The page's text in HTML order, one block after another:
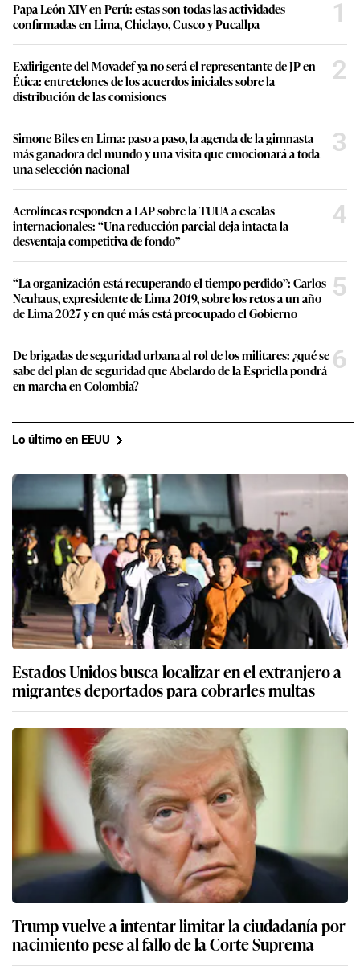
Papa León XIV en Perú: estas son todas las actividades
confirmadas en Lima, Chiclayo, Cusco y Pucallpa
1
Exdirigente del Movadef ya no será el representante de JP en
Ética: entretelones de los acuerdos iniciales sobre la
distribución de las comisiones
2
Simone Biles en Lima: paso a paso, la agenda de la gimnasta
más ganadora del mundo y una visita que emocionará a toda
una selección nacional
3
Aerolíneas responden a LAP sobre la TUUA a escalas
internacionales: “Una reducción parcial deja intacta la
desventaja competitiva de fondo”
4
“La organización está recuperando el tiempo perdido”: Carlos
Neuhaus, expresidente de Lima 2019, sobre los retos a un año
de Lima 2027 y en qué más está preocupado el Gobierno
5
De brigadas de seguridad urbana al rol de los militares: ¿qué se
sabe del plan de seguridad que Abelardo de la Espriella pondrá
en marcha en Colombia?
6
Lo último en EEUU
Estados Unidos busca localizar en el extranjero a
migrantes deportados para cobrarles multas
Trump vuelve a intentar limitar la ciudadanía por
nacimiento pese al fallo de la Corte Suprema